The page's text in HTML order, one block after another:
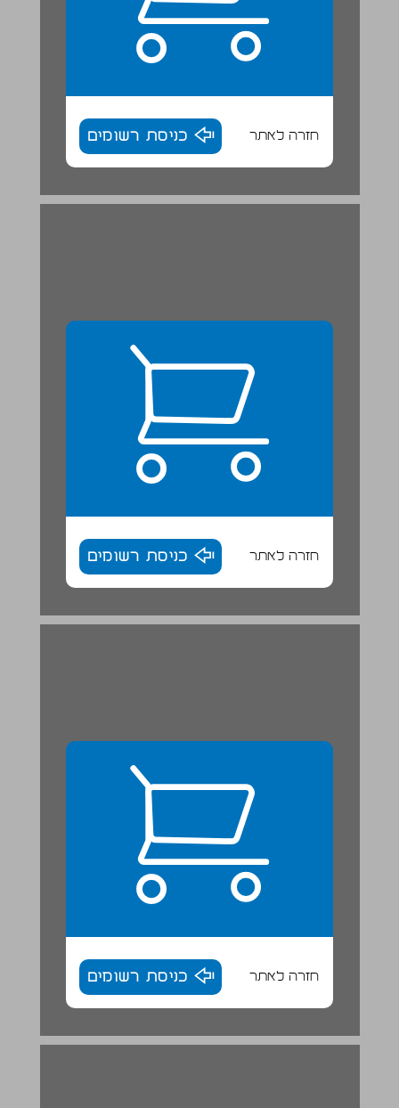
חזרה לאתר כניסת רשומים
התרבות החומרית של תקופת ההתנחלות והשופטים ... 18
חזרה לאתר כניסת רשומים
חזרה לאתר כניסת רשומים